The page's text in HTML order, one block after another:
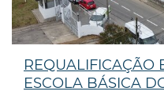
REQUALIFICAÇÃO
ESCOLA BÁSICA